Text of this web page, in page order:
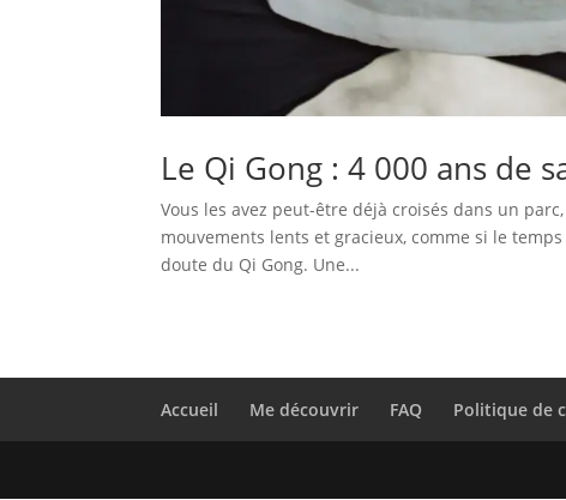
Le Qi Gong : 4 000 ans de
Vous les avez peut-être déjà croisés dans un
mouvements lents et gracieux, comme si le temps
doute du Qi Gong. Une...
Accueil Me découvrir FAQ Politique de